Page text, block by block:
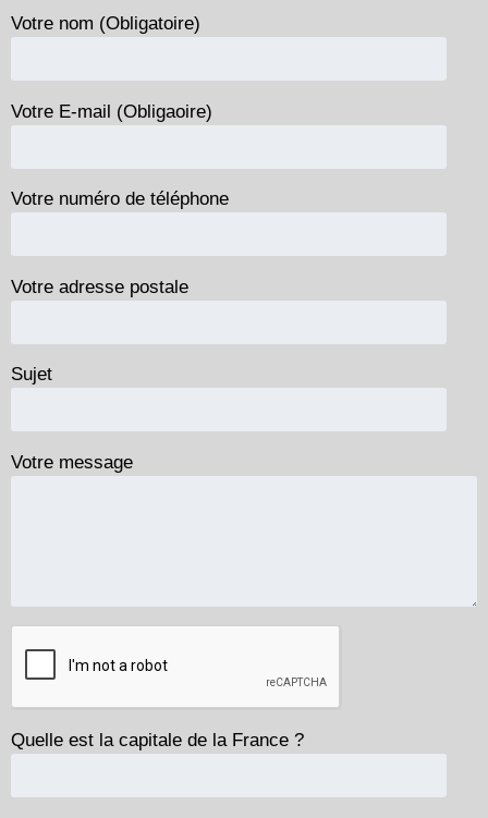
Votre nom (Obligatoire)
Votre E-mail (Obligaoire)
Votre numéro de téléphone
Votre adresse postale
Sujet
Votre message
Quelle est la capitale de la France ?